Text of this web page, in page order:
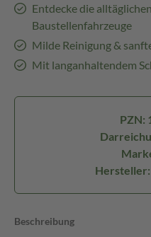
Entdecke die
Baustellenfahrzeuge
Milde Reinigung &
Mit langanhaltendem
PZN:
Beschreibung